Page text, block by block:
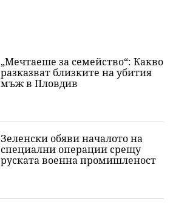
„Мечтаеше за семейство“: Какво
разказват близките на убития
мъж в Пловдив
Зеленски обяви началото на
специални операции срещу
руската военна промишленост